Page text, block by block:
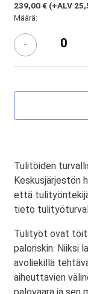
239,00 € (+ALV
Määrä:
-
Tulitöiden
Keskusjärjestön
että
tieto
Tulityöt ovat
paloriskin. Niiksi
avoliekillä
aiheuttavien